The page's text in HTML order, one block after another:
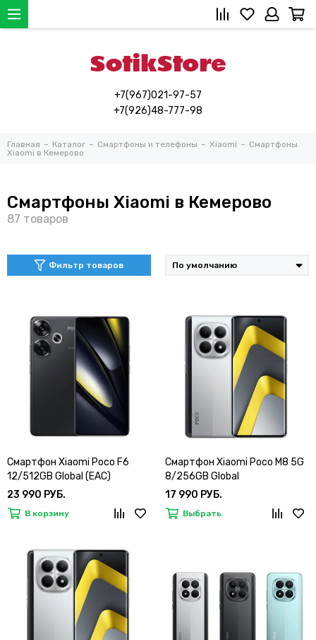
+7(967)021-97-57
+7(926)48-777-98
Главная Каталог Смартфоны и телефоны Xiaomi
Смартфоны
Xiaomi в Кемерово
Смартфоны Xiaomi в Кемерово
Фильтр товаров
Смартфон Xiaomi Poco F6
12/512GB Global (EAC)
23 990 РУБ.
В корзину
Смартфон Xiaomi Poco M8 5G
8/256GB Global
17 990 РУБ.
Выбрать